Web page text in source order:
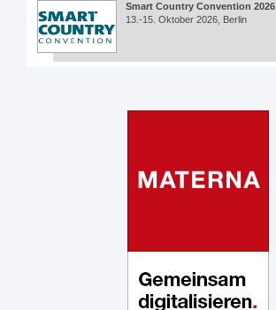
Smart Country Convention 2026
13.-15. Oktober 2026, Berlin